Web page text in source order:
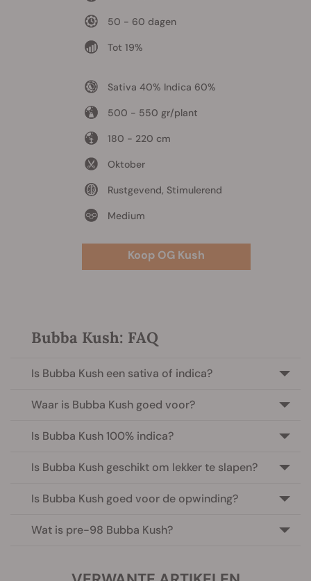
50 - 60 dagen
Tot 19%
Sativa 40% Indica 60%
500 - 550 gr/plant
180 - 220 cm
Oktober
Rustgevend, Stimulerend
Medium
Koop OG Kush
Bubba Kush: FAQ
Is Bubba Kush een sativa of indica?
Waar is Bubba Kush goed voor?
Is Bubba Kush 100% indica?
Is Bubba Kush geschikt om lekker te slapen?
Is Bubba Kush goed voor de opwinding?
Wat is pre-98 Bubba Kush?